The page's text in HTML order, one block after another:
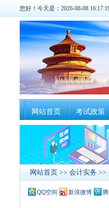
您好！今天是：2026-08-08
网站首页 考试政策
网站首页 >> 会计实务 >>
QQ空间 新浪微博